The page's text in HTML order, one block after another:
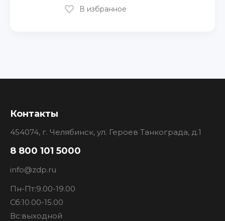
В избранное
Контакты
454074, г. Челябинск, ул. Героев Танкограда, д.1
8 800 101 5000
info@zdp.ru
Пн-Пт:9.00-19.00
Сб:10.00-15.00
Вс:выходной